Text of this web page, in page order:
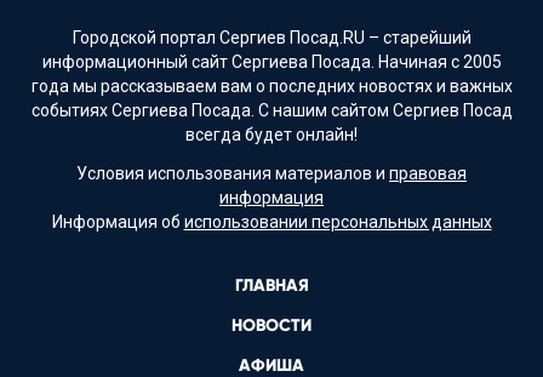
Городской портал Сергиев Посад.RU – старейший
информационный сайт Сергиева Посада. Начиная с 2005
года мы рассказываем вам о последних новостях и важных
событиях Сергиева Посада. С нашим сайтом Сергиев Посад
всегда будет онлайн!
Условия использования материалов и правовая
информация
Информация об использовании персональных данных
ГЛАВНАЯ
НОВОСТИ
АФИША